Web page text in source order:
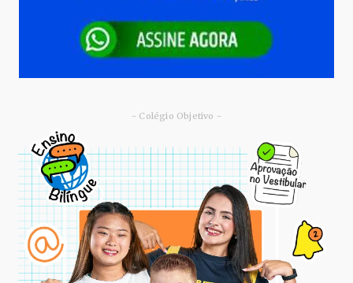
- Colégio Objetivo -